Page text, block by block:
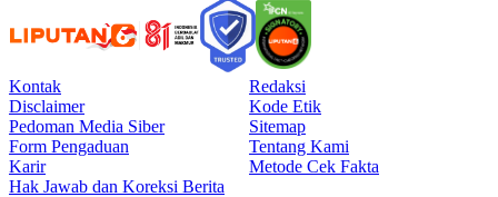
Kontak
Redaksi
Disclaimer
Kode Etik
Pedoman Media Siber
Sitemap
Form Pengaduan
Tentang Kami
Karir
Metode Cek Fakta
Hak Jawab dan Koreksi Berita